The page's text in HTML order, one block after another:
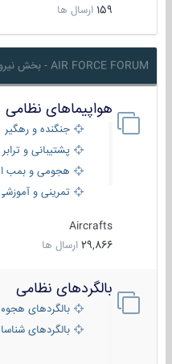
159 ارسال ها
AIR FORCE FORUM - بخش نیروی هوایی
هواپیماهای نظامی
جنگنده و رهگیر
پشتیبانی و ترابری
هجومی و بمب افکن
تمرینی و آموزشی
Aircrafts
29,866 ارسال ها
بالگردهای نظامی
بالگردهای هجومی
بالگردهای شناسایی